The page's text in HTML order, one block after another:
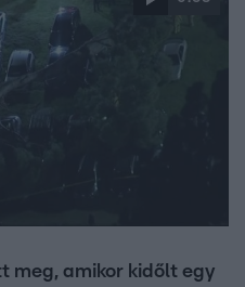
meg, amikor kidőlt egy